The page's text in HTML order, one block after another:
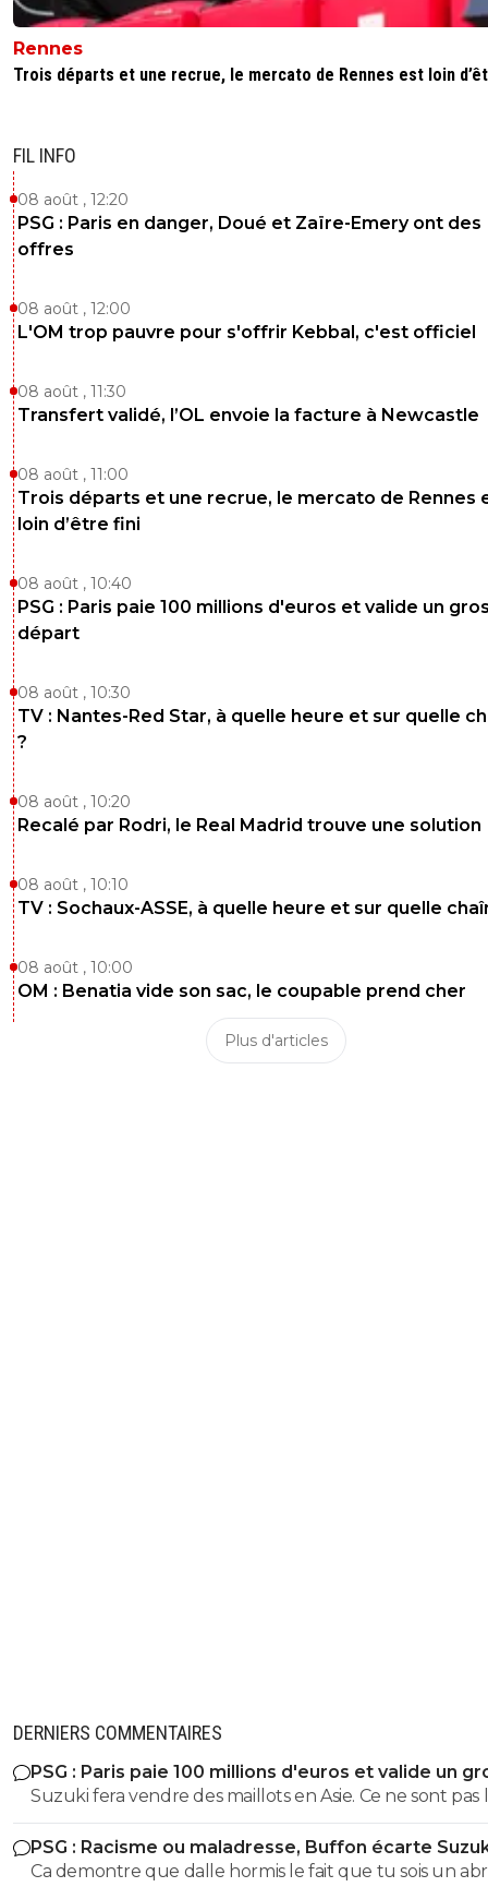
Rennes
Trois départs et une recrue, le mercato de Rennes est loin
FIL INFO
08 août , 12:20
PSG : Paris en danger, Doué et Zaïre-Emery ont des
offres
08 août , 12:00
L'OM trop pauvre pour s'offrir Kebbal, c'est officiel
08 août , 11:30
Transfert validé, l’OL envoie la facture à Newcastle
08 août , 11:00
Trois départs et une recrue, le mercato de Rennes
loin d’être fini
08 août , 10:40
PSG : Paris paie 100 millions d'euros et valide un
départ
08 août , 10:30
TV : Nantes-Red Star, à quelle heure et sur quelle
?
08 août , 10:20
Recalé par Rodri, le Real Madrid trouve une solution
08 août , 10:10
TV : Sochaux-ASSE, à quelle heure et sur quelle
08 août , 10:00
OM : Benatia vide son sac, le coupable prend cher
Plus d'articles
DERNIERS COMMENTAIRES
PSG : Paris paie 100 millions d'euros et valide un
départ
Suzuki fera vendre des maillots en Asie. Ce ne sont pas
russes qui acheteront ceux de Safonov ni les europeens
ceux de Chevalier. Quant aux autres acheteurs ils s’en
foutent des trois ...
PSG : Racisme ou maladresse, Buffon écarte
Ca demontre que dalle hormis le fait que tu sois un